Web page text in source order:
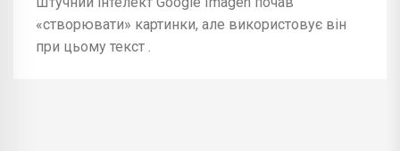
«створювати» картинки, але використовує він
при цьому текст .